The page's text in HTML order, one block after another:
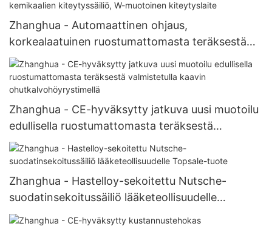
Zhanghua - Automaattinen ohjaus,
korkealaatuinen ruostumattomasta teräksestä
valmistettu farmaseuttisten kemikaalien
kiteytyssäiliö, W-muotoinen kiteytyslaite
Zhanghua - CE-hyväksytty jatkuva uusi muotoilu
edullisella ruostumattomasta teräksestä
valmistetulla kaavin ohutkalvohöyrystimellä
Zhanghua - Hastelloy-sekoitettu Nutsche-
suodatinsekoitussäiliö lääketeollisuudelle
Topsale-tuote